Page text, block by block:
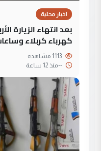
اخبار محلية
بعد انتهاء الزيارة
كهرباء كربلاء
--منذ 12 ساعة